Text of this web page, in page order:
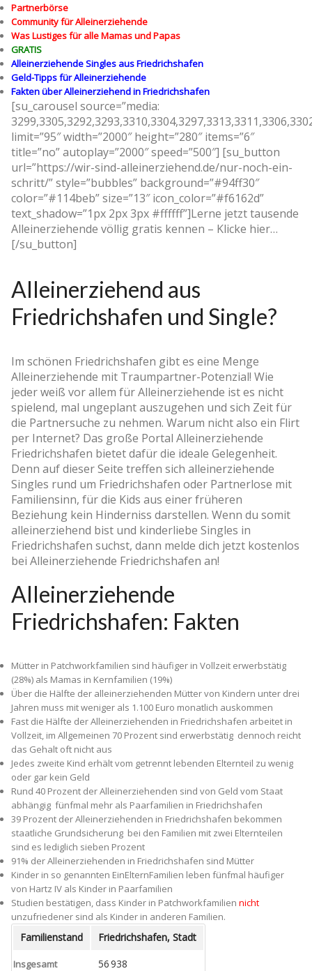
Partnerbörse
Community für Alleinerziehende
Was Lustiges für alle Mamas und Papas
GRATIS
Alleinerziehende Singles aus Friedrichshafen
Geld-Tipps für Alleinerziehende
Fakten über Alleinerziehend in Friedrichshafen
[su_carousel source=”media:
limit=”95″ width=”2000″ height=”280″ items=”6″
title=”no” autoplay=”2000″ speed=”500″] [su_button
url=”https://wir-sind-alleinerziehend.de/nur-noch-ein-
schritt/” style=”bubbles” background=”#94ff30″
color=”#114beb” size=”13″ icon_color=”#f6162d”
text_shadow=”1px 2px 3px #ffffff”]Lerne jetzt tausende
Alleinerziehende völlig gratis kennen – Klicke hier…
[/su_button]
Alleinerziehend aus
Friedrichshafen und Single?
Im schönen Friedrichshafen gibt es eine Menge
Alleinerziehende mit Traumpartner-Potenzial! Wie
jeder weiß vor allem für Alleinerziehende ist es nicht
spielend, mal ungeplant auszugehen und sich Zeit für
die Partnersuche zu nehmen. Warum nicht also ein Flirt
per Internet? Das große Portal Alleinerziehende
Friedrichshafen bietet dafür die ideale Gelegenheit.
Denn auf dieser Seite treffen sich alleinerziehende
Singles rund um Friedrichshafen oder Partnerlose mit
Familiensinn, für die Kids aus einer früheren
Beziehung kein Hinderniss darstellen. Wenn du somit
alleinerziehend bist und kinderliebe Singles in
Friedrichshafen suchst, dann melde dich jetzt kostenlos
bei Alleinerziehende Friedrichshafen an!
Alleinerziehende
Friedrichshafen: Fakten
Mütter in Patchworkfamilien sind häufiger in Vollzeit erwerbstätig
(28%) als Mamas in Kernfamilien (19%)
Über die Hälfte der alleinerziehenden Mütter von Kindern unter drei
Jahren muss mit weniger als 1.100 Euro monatlich auskommen
Fast die Hälfte der Alleinerziehenden in Friedrichshafen arbeitet in
Vollzeit, im Allgemeinen 70 Prozent sind erwerbstätig ­ dennoch reicht
das Gehalt oft nicht aus
Jedes zweite Kind erhält vom getrennt lebenden Elternteil zu wenig
oder gar kein Geld
Rund 40 Prozent der Alleinerziehenden sind von Geld vom Staat
abhängig ­ fünfmal mehr als Paarfamilien in Friedrichshafen
39 Prozent der Alleinerziehenden in Friedrichshafen bekommen
staatliche Grundsicherung ­ bei den Familien mit zwei Elternteilen
sind es lediglich sieben Prozent
91% der Alleinerziehenden in Friedrichshafen sind Mütter
Kinder in so genannten Ein­Eltern­Familien leben fünfmal häufiger
von Hartz IV als Kinder in Paarfamilien
Studien bestätigen, dass Kinder in Patchworkfamilien nicht
unzufriedener sind als Kinder in anderen Familien.
Familienstand Friedrichshafen, Stadt
Insgesamt 56 938